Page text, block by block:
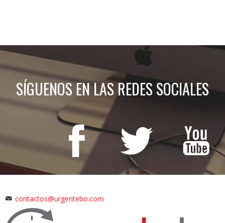
SÍGUENOS EN LAS REDES SOCIALES
contactos@urgentebo.com